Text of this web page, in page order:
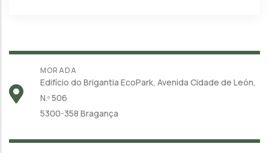
MORADA
Edifício do Brigantia EcoPark, Avenida Cidade de León,
N.º 506
5300-358 Bragança